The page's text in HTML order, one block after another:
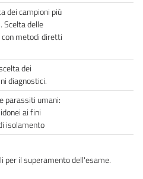
dei campioni più
Scelta delle
metodi diretti
dei
diagnostici.
parassiti umani:
ai fini
isolamento
per il superamento dell'esame.